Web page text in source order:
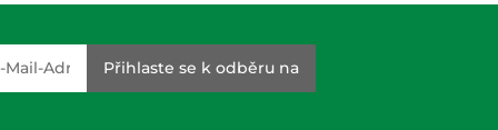
Přihlaste se k odběru na